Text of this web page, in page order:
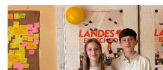
LANG-
JUGENDKUNSTPREIS
RLP
2026